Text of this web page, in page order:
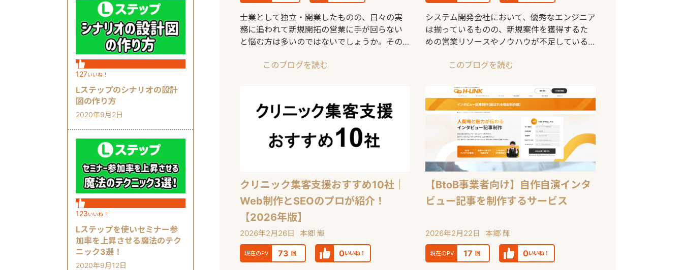
127いいね！
Lステップのシナリオの設計
図の作り方
2020年9月2日
123いいね！
Lステップを使いセミナー参
加率を上昇させる魔法のテク
ニック3選！
2020年9月12日
士業として独立・開業したものの、日々の実
務に追われて新規開拓の営業に手が回らない
と悩む方は多いのではないでしょうか。その
このブログを読む
システム開発会社において、優秀なエンジニア
は揃っているものの、新規案件を獲得するた
めの営業リソースやノウハウが不足している
このブログを読む
クリニック集客支援おすすめ10社｜
Web制作とSEOのプロが紹介！
【2026年版】
2026年2月26日 本郷 輝
現在のPV 73 回 0いいね！
【BtoB事業者向け】自作自演インタ
ビュー記事を制作するサービス
2026年2月22日 本郷 輝
現在のPV 17 回 0いいね！